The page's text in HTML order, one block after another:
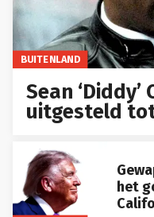
BUITENLAND
Sean
uitgesteld
het